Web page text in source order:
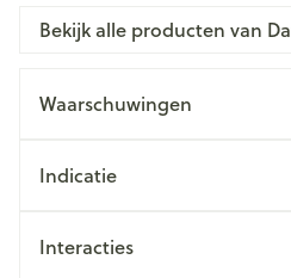
Bekijk alle producten van
Waarschuwingen
Indicatie
Interacties